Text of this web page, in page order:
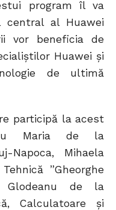
program îl va
central al Huawei
vor beneficia de
Huawei și
de ultimă
participă la acest
Maria de la
Napoca, Mihaela
”Gheorghe
Glodeanu de la
Calculatoare și